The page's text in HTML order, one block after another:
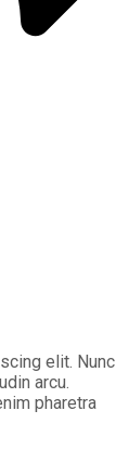
elit. Nunc
arcu.
pharetra